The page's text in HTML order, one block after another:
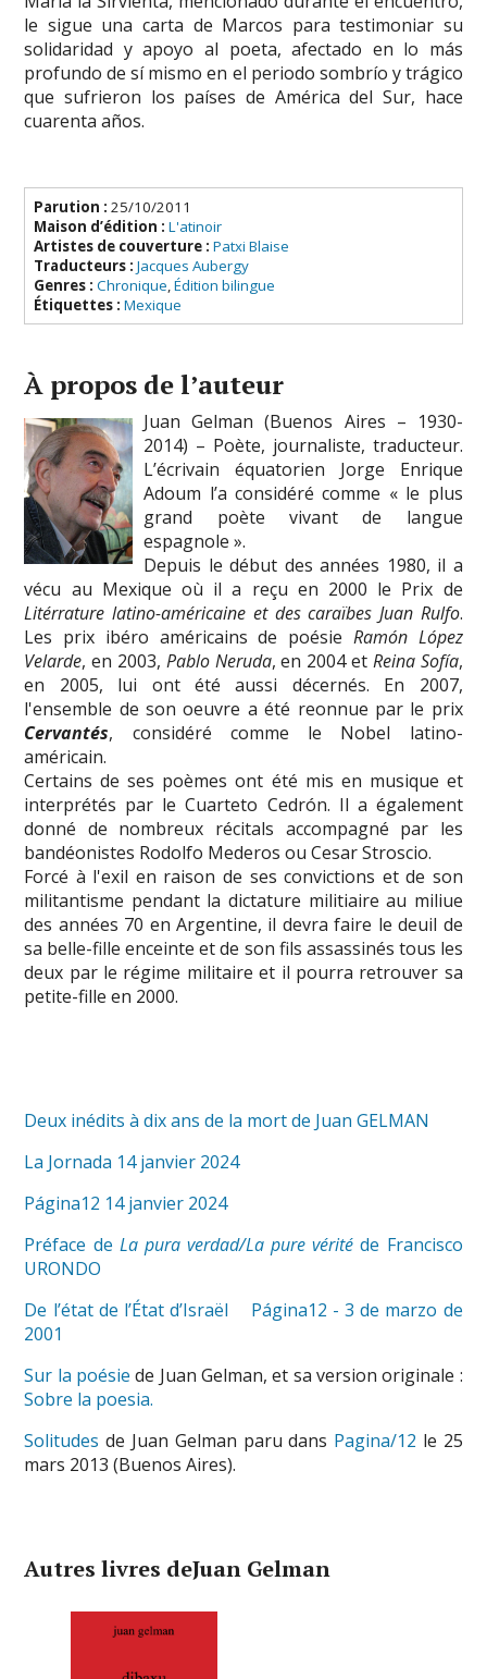
le sigue una carta de Marcos para testimoniar su
solidaridad y apoyo al poeta, afectado en lo más
profundo de sí mismo en el periodo sombrío y trágico
que sufrieron los países de América del Sur, hace
cuarenta años.
Parution : 25/10/2011
Maison d’édition : L'atinoir
Artistes de couverture : Patxi Blaise
Traducteurs : Jacques Aubergy
Genres : Chronique,Édition bilingue
Étiquettes : Mexique
À propos de l’auteur
Juan Gelman (Buenos Aires – 1930-
2014) – Poète, journaliste, traducteur.
L’écrivain équatorien Jorge Enrique
Adoum l’a considéré comme « le plus
grand poète vivant de langue
espagnole ».
Depuis le début des années 1980, il a
vécu au Mexique où il a reçu en 2000 le Prix de
Litérrature latino-américaine et des caraïbes Juan Rulfo.
Les prix ibéro américains de poésie Ramón López
Velarde, en 2003, Pablo Neruda, en 2004 et Reina Sofía,
en 2005, lui ont été aussi décernés. En 2007,
l'ensemble de son oeuvre a été reonnue par le prix
Cervantés, considéré comme le Nobel latino-
américain.
Certains de ses poèmes ont été mis en musique et
interprétés par le Cuarteto Cedrón. Il a également
donné de nombreux récitals accompagné par les
bandéonistes Rodolfo Mederos ou Cesar Stroscio.
Forcé à l'exil en raison de ses convictions et de son
militantisme pendant la dictature militiaire au miliue
des années 70 en Argentine, il devra faire le deuil de
sa belle-fille enceinte et de son fils assassinés tous les
deux par le régime militaire et il pourra retrouver sa
petite-fille en 2000.
Deux inédits à dix ans de la mort de Juan GELMAN
La Jornada 14 janvier 2024
Página12 14 janvier 2024
Préface de La pura verdad/La pure vérité de Francisco
URONDO
De l’état de l’État d’Israël
Página12 - 3 de marzo de
2001
Sur la poésie de Juan Gelman, et sa version originale :
Sobre la poesia.
Solitudes de Juan Gelman paru dans Pagina/12 le 25
mars 2013 (Buenos Aires).
Autres livres deJuan Gelman